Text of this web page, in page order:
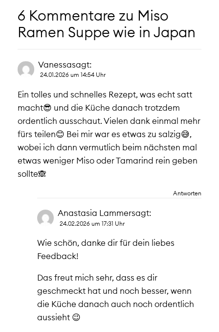
6 Kommentare zu Miso
Ramen Suppe wie in Japan
Vanessasagt:
24.01.2026 um 14:54 Uhr
Ein tolles und schnelles Rezept, was echt satt
macht😎 und die Küche danach trotzdem
ordentlich ausschaut. Vielen dank einmal mehr
fürs teilen😊 Bei mir war es etwas zu salzig😅,
wobei ich dann vermutlich beim nächsten mal
etwas weniger Miso oder Tamarind rein geben
sollte🙈
Antworten
Anastasia Lammersagt:
24.02.2026 um 17:31 Uhr
Wie schön, danke dir für dein liebes
Feedback!
Das freut mich sehr, dass es dir
geschmeckt hat und noch besser, wenn
die Küche danach auch noch ordentlich
aussieht 😉